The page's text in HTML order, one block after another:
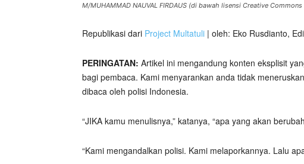
M/MUHAMMAD NAUVAL FIRDAUS (di bawah lisensi Creative
Republikasi dari Project Multatuli | oleh: Eko Rusdianto,
PERINGATAN: Artikel ini mengandung konten eksplisit
bagi pembaca. Kami menyarankan anda tidak
dibaca oleh polisi Indonesia.
“JIKA kamu menulisnya,” katanya, “apa yang akan
“Kami mengandalkan polisi. Kami melaporkannya. Lalu